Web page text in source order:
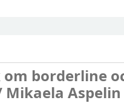
borderline
Mikaela Aspelin